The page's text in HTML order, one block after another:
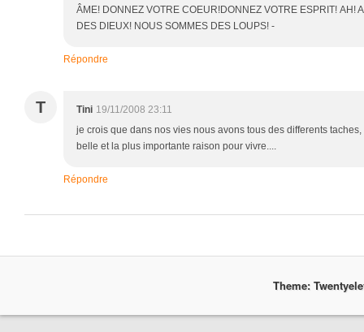
ÂME! DONNEZ VOTRE COEUR!DONNEZ VOTRE ESPRIT! AH!
DES DIEUX! NOUS SOMMES DES LOUPS! -
Répondre
T Tini 19/11/2008 23:11
je crois que dans nos vies nous avons tous des differents
belle et la plus importante raison pour vivre....
Répondre
Theme: